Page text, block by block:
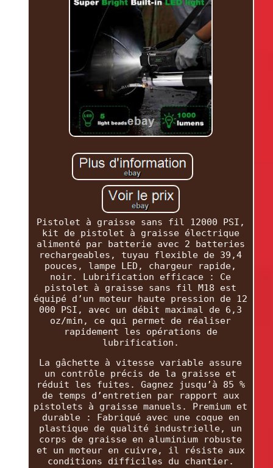
Pistolet à graisse sans fil 12000 PSI,
kit de pistolet à graisse électrique
alimenté par batterie avec 2 batteries
rechargeables, tuyau flexible de 39,4
pouces, lampe LED, chargeur rapide,
noir. Lubrification efficace : Ce
pistolet à graisse sans fil M18 est
équipé d’un moteur haute pression de 12
000 PSI, avec un débit maximal de 6,3
oz/min, ce qui permet de réaliser
rapidement les opérations de
lubrification.
La gâchette à vitesse variable assure
un contrôle précis de la graisse et
réduit les fuites. Gagnez jusqu’à 85 %
de temps d’entretien par rapport aux
pistolets à graisse manuels. Premium et
durable : Fabriqué avec une coque en
plastique de qualité industrielle, un
corps de graisse en aluminium robuste
et un moteur en cuivre, il résiste aux
conditions difficiles du chantier.